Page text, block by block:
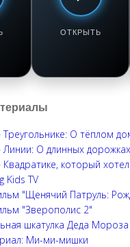
ОТКРЫТЬ
соль. Пирожки с
зеленью
Треугольнике: О тёплом
Линии: О длинных
Квадратике, который
Kids TV
"Щенячий Патруль:
"Зверополис 2"
шкатулка Деда Мороза
Ми-ми-мишки